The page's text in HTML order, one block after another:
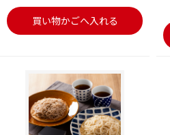
買い物かごへ入れる